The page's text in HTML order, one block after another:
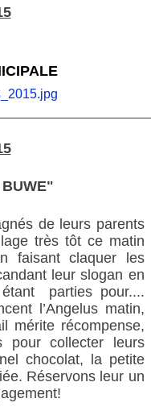
"
de leurs parents
très tôt ce matin
faisant claquer les
leur slogan en
parties pour....
l’Angelus matin,
mérite récompense,
pour collecter leurs
chocolat, la petite
Réservons leur un